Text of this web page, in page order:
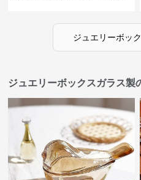
ジュエリーボッ
ジュエリーボックスガラス製